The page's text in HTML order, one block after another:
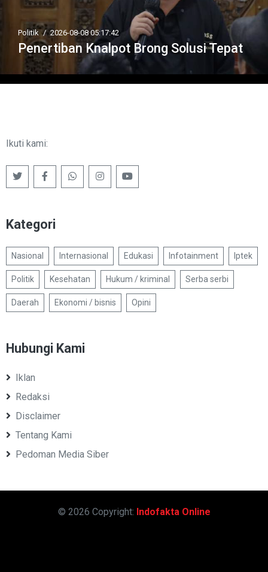
Politik / 2026-08-08 05:17:42
Penertiban Knalpot Brong Solusi Tepat
Ikuti kami:
Kategori
Nasional Internasional Edukasi Infotainment Iptek
Politik Kesehatan Hukum / kriminal Serba serbi
Daerah Ekonomi / bisnis Opini
Hubungi Kami
Iklan
Redaksi
Disclaimer
Tentang Kami
Pedoman Media Siber
© 2026 Copyright: Indofakta Online